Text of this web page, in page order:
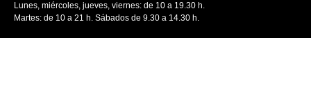
Lunes, miércoles, jueves, viernes: de 10 a 19.30 h.
Martes: de 10 a 21 h. Sábados de 9.30 a 14.30 h.